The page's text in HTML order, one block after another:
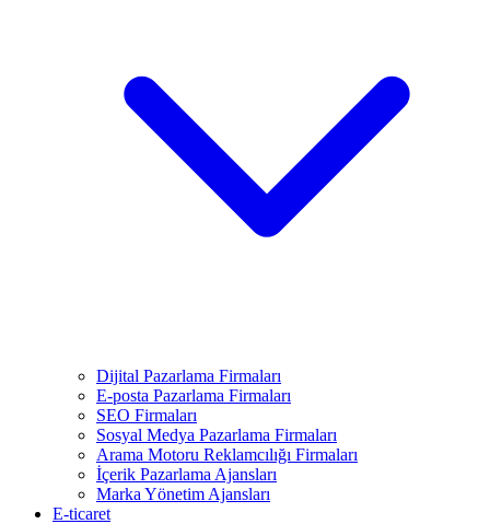
Dijital Pazarlama Firmaları
E-posta Pazarlama Firmaları
SEO Firmaları
Sosyal Medya Pazarlama Firmaları
Arama Motoru Reklamcılığı Firmaları
İçerik Pazarlama Ajansları
Marka Yönetim Ajansları
E-ticaret